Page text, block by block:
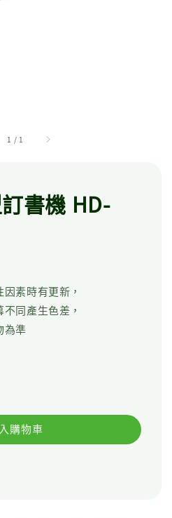
1 / 1
書機 HD-
素時有更新，
同產生色差，
為準
購物車